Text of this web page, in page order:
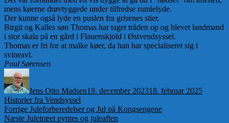
mens køerne drøvtyggede under tilfredse rumlelyde.
Der kunne også lyde en puslen fra grisenes stier.
Birgit og Kalles søn Thomas har taget tråden op og blevet landmand
i stor skala på en gård i Flauenskjold i Østvendsyssel.
Thomas er fri for at malke køer, da han har specialiseret sig i
svineavl.
Poul Sørensen
Jens Otto Madsen19. december 202318. februar 2025
Historier fra Vendsyssel
Indlægsnavigation
Forrige Forrige
indlæg:
Juleforberedelser og Jul på Kongsengene
Næste Næste
Juletræet pyntes og juleaften